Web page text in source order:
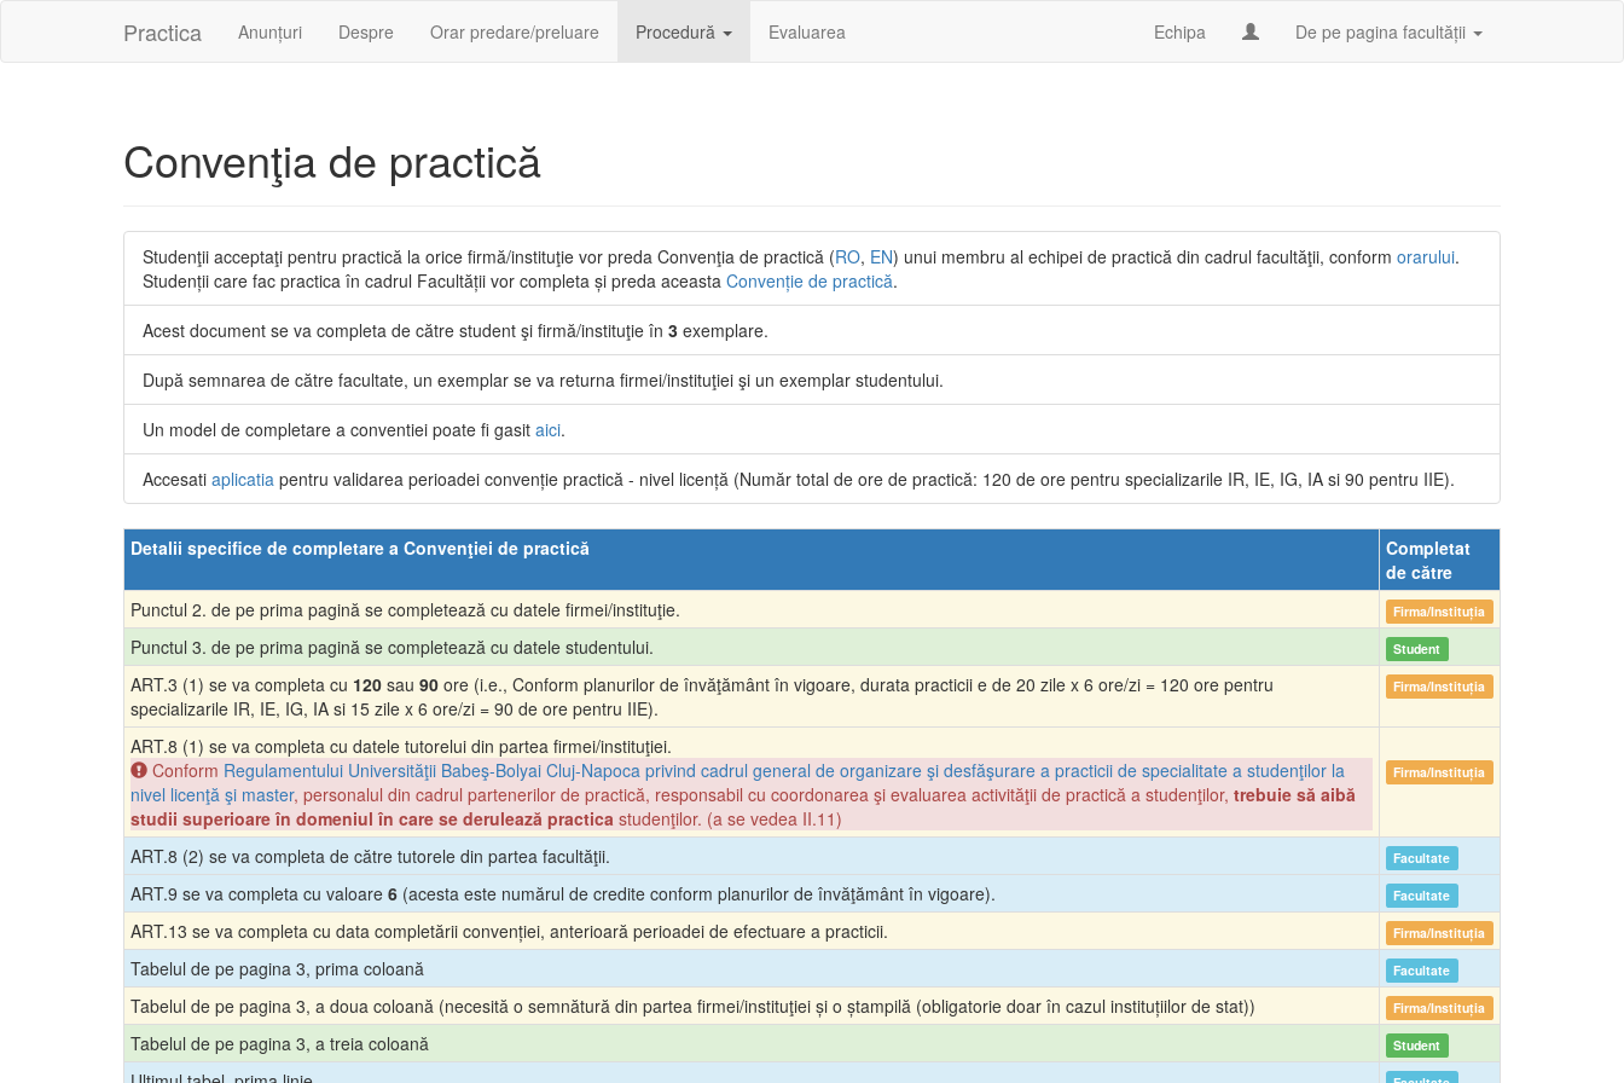
Practica Anunțuri(current)Despre Orar predare/preluare Procedură Evaluarea Echipa De pe pagina facultății
Convenţia de practică
Studenţii acceptaţi pentru practică la orice firmă/instituţie vor preda Convenţia de practică (RO, EN) unui membru al echipei de practică din cadrul facultăţii, conform orarului.
Studenții care fac practica în cadrul Facultății vor completa și preda aceasta Convenție de practică.
Acest document se va completa de către student şi firmă/instituţie în 3 exemplare.
După semnarea de către facultate, un exemplar se va returna firmei/instituţiei şi un exemplar studentului.
Un model de completare a conventiei poate fi gasit aici.
Accesati aplicatia pentru validarea perioadei convenție practică - nivel licență (Număr total de ore de practică: 120 de ore pentru specializarile IR, IE, IG, IA si 90 pentru IIE).
Detalii specifice de completare a Convenţiei de practică
Completat
de către
Punctul 2. de pe prima pagină se completează cu datele firmei/instituţie.
Firma/Instituția
Punctul 3. de pe prima pagină se completează cu datele studentului. Student
ART.3 (1) se va completa cu 120 sau 90 ore (i.e., Conform planurilor de învăţământ în vigoare, durata practicii e de 20 zile x 6 ore/zi = 120 ore pentru
specializarile IR, IE, IG, IA si 15 zile x 6 ore/zi = 90 de ore pentru IIE).
Firma/Instituția
ART.8 (1) se va completa cu datele tutorelui din partea firmei/instituţiei.
Conform Regulamentului Universităţii Babeş-Bolyai Cluj-Napoca privind cadrul general de organizare şi desfăşurare a practicii de specialitate a studenţilor la
nivel licenţă şi master, personalul din cadrul partenerilor de practică, responsabil cu coordonarea şi evaluarea activităţii de practică a studenţilor, trebuie să aibă
studii superioare în domeniul în care se derulează practica studenţilor. (a se vedea II.11)
Firma/Instituția
ART.8 (2) se va completa de către tutorele din partea facultăţii. Facultate
ART.9 se va completa cu valoare 6 (acesta este numărul de credite conform planurilor de învăţământ în vigoare). Facultate
ART.13 se va completa cu data completării convenției, anterioară perioadei de efectuare a practicii. Firma/Instituția
Tabelul de pe pagina 3, prima coloană Facultate
Tabelul de pe pagina 3, a doua coloană (necesită o semnătură din partea firmei/instituţiei și o ștampilă (obligatorie doar în cazul instituțiilor de stat)) Firma/Instituția
Tabelul de pe pagina 3, a treia coloană Student